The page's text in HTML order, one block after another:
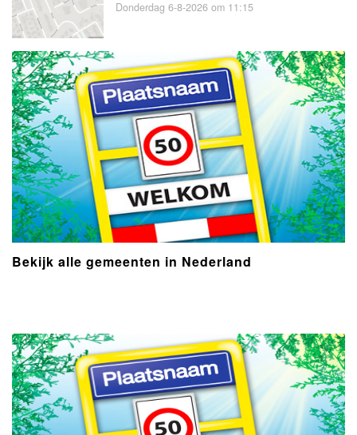
Donderdag 6-8-2026 om 11:15
Bekijk alle gemeenten in Nederland